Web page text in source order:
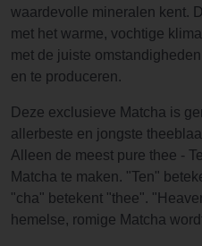
waardevolle mineralen kent.
met het warme, vochtige
met de juiste
en te produceren.
Deze exclusieve Matcha is
allerbeste en jongste
Alleen de meest pure thee -
Matcha te maken. "Ten"
"cha" betekent "thee".
hemelse, romige Matcha